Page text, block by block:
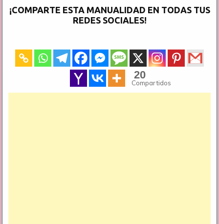
¡COMPARTE ESTA MANUALIDAD EN TODAS TUS
REDES SOCIALES!
20
Compartidos